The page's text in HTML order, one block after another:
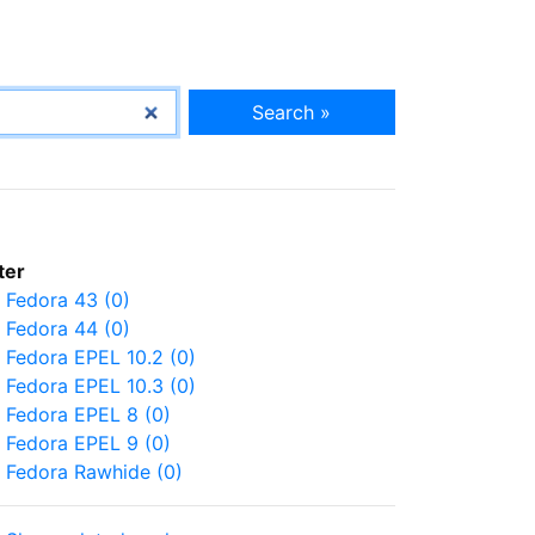
Search »
Fedora 43 (0)
Fedora 44 (0)
Fedora EPEL 10.2 (0)
Fedora EPEL 10.3 (0)
Fedora EPEL 8 (0)
Fedora EPEL 9 (0)
Fedora Rawhide (0)